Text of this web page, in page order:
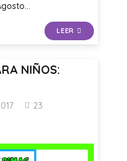
LEER
NIÑOS:
23